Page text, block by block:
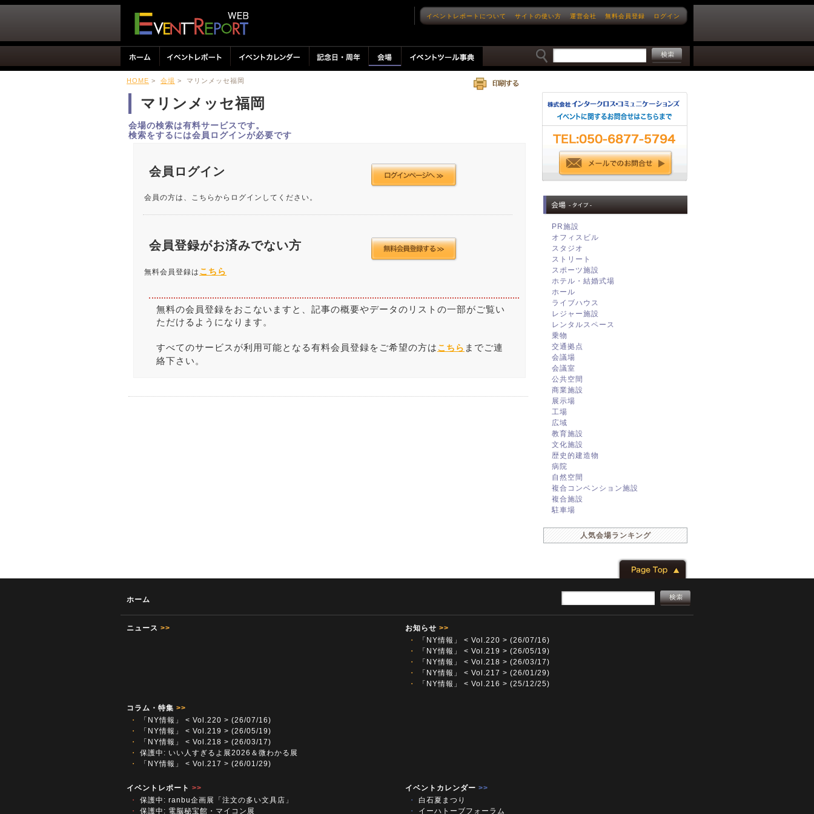
イベントレポートについて サイトの使い方 運営会社 無料会員登録 ログイン
HOME > 会場 > マリンメッセ福岡
マリンメッセ福岡
会場の検索は有料サービスです。
検索をするには会員ログインが必要です
会員ログイン
会員の方は、こちらからログインしてください。
会員登録がお済みでない方
無料会員登録は こちら
無料の会員登録をおこないますと、記事の概要やデータのリストの一部がご覧い
ただけるようになります。
すべてのサービスが利用可能となる有料会員登録をご希望の方はこちら までご連
絡下さい。
PR施設
オフィスビル
スタジオ
ストリート
スポーツ施設
ホテル・結婚式場
ホール
ライブハウス
レジャー施設
レンタルスペース
乗物
交通拠点
会議場
会議室
公共空間
商業施設
展示場
工場
広域
教育施設
文化施設
歴史的建造物
病院
自然空間
複合コンベンション施設
複合施設
駐車場
人気会場ランキング
ホーム
ニュース >> お知らせ >>
・
「NY情報」 < Vol.220 > (26/07/16)
・
「NY情報」 < Vol.219 > (26/05/19)
・
「NY情報」 < Vol.218 > (26/03/17)
・
「NY情報」 < Vol.217 > (26/01/29)
・
「NY情報」 < Vol.216 > (25/12/25)
コラム・特集 >>
・
「NY情報」 < Vol.220 > (26/07/16)
・
「NY情報」 < Vol.219 > (26/05/19)
・
「NY情報」 < Vol.218 > (26/03/17)
・
保護中: いい人すぎるよ展2026＆微わかる展
・
「NY情報」 < Vol.217 > (26/01/29)
イベントレポート >>
・
保護中: ranbu企画展「注文の多い文具店」
・
保護中: 電脳秘宝館・マイコン展
イベントカレンダー >>
・
白石夏まつり
・
イーハトーブフォーラム